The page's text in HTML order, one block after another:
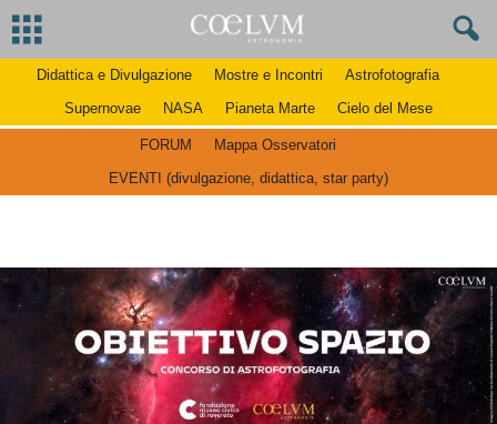
Didattica e Divulgazione Mostre e Incontri
Astrofotografia
Supernovae
NASA Pianeta Marte Cielo del Mese
FORUM
Mappa Osservatori
EVENTI (divulgazione, didattica, star party)